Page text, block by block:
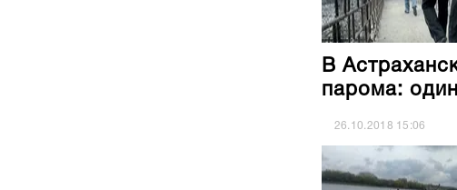
В
парома:
26.10.2018 15:06